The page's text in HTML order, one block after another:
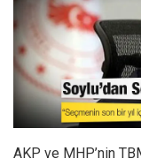
AKP ve MHP’nin